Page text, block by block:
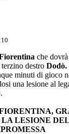
che
destro Dodò.
minuti di gioco
una lesione al
LESIONE